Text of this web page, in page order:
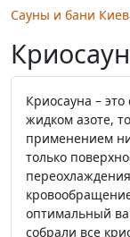
Сауны и бани
Криосауна –
жидком азоте,
применением
только
оптимальный
собрали все